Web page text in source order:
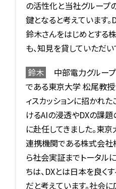
の活性化と当社グループ
鍵となると考えています。
鈴木さんをはじめとする
も、知見を貸していただい
鈴木
中部電力グルー
である東京大学 松尾教
ィスカッションに招かれ
けるAIの浸透やDXの課題
に赴任してきました。東
連携機関である株式会社
ら社会実証までトータル
ちは、DXとは日本を良く
だと考えています。社会